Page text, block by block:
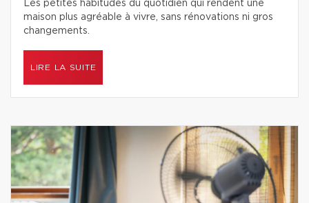
Les petites habitudes du quotidien qui rendent une
maison plus agréable à vivre, sans rénovations ni gros
changements.
LIRE LA SUITE